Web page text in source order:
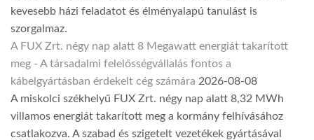
kevesebb házi feladatot és élményalapú tanulást is
szorgalmaz.
A FUX Zrt. négy nap alatt 8 Megawatt energiát takarított
meg - A társadalmi felelősségvállalás fontos a
kábelgyártásban érdekelt cég számára 2026-08-08
A miskolci székhelyű FUX Zrt. négy nap alatt 8,32 MWh
villamos energiát takarított meg a kormány felhívásához
csatlakozva. A szabad és szigetelt vezetékek gyártásával